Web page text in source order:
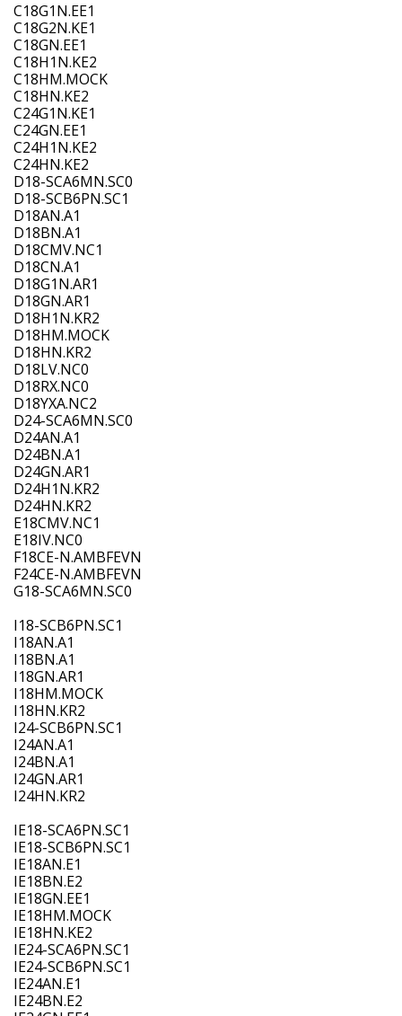
C18G1N.EE1
C18G2N.KE1
C18GN.EE1
C18H1N.KE2
C18HM.MOCK
C18HN.KE2
C24G1N.KE1
C24GN.EE1
C24H1N.KE2
C24HN.KE2
D18-SCA6MN.SC0
D18-SCB6PN.SC1
D18AN.A1
D18BN.A1
D18CMV.NC1
D18CN.A1
D18G1N.AR1
D18GN.AR1
D18H1N.KR2
D18HM.MOCK
D18HN.KR2
D18LV.NC0
D18RX.NC0
D18YXA.NC2
D24-SCA6MN.SC0
D24AN.A1
D24BN.A1
D24GN.AR1
D24H1N.KR2
D24HN.KR2
E18CMV.NC1
E18IV.NC0
F18CE-N.AMBFEVN
F24CE-N.AMBFEVN
G18-SCA6MN.SC0
I18-SCB6PN.SC1
I18AN.A1
I18BN.A1
I18GN.AR1
I18HM.MOCK
I18HN.KR2
I24-SCB6PN.SC1
I24AN.A1
I24BN.A1
I24GN.AR1
I24HN.KR2
IE18-SCA6PN.SC1
IE18-SCB6PN.SC1
IE18AN.E1
IE18BN.E2
IE18GN.EE1
IE18HM.MOCK
IE18HN.KE2
IE24-SCA6PN.SC1
IE24-SCB6PN.SC1
IE24AN.E1
IE24BN.E2